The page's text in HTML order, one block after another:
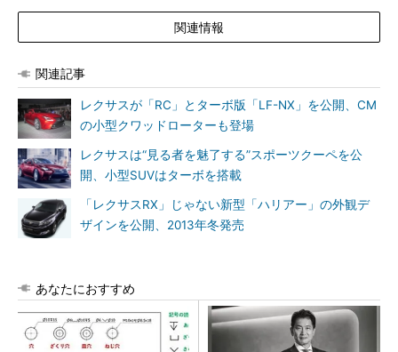
関連情報
関連記事
レクサスが「RC」とターボ版「LF-NX」を公開、CM
の小型クワッドローターも登場
レクサスは“見る者を魅了する”スポーツクーペを公
開、小型SUVはターボを搭載
「レクサスRX」じゃない新型「ハリアー」の外観デ
ザインを公開、2013年冬発売
あなたにおすすめ